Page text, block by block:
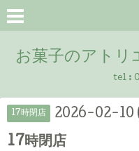
お菓子のアト
tel :
17時閉店 2026-02-10
17時閉店